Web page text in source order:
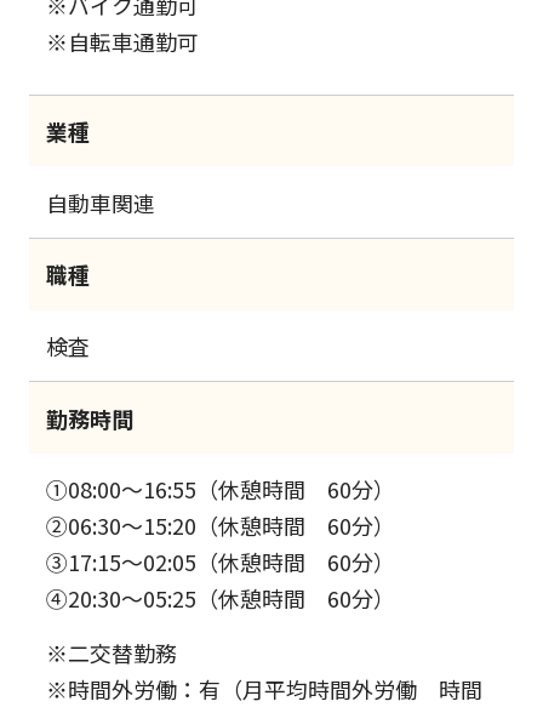
※自転車通勤可
業種
自動車関連
職種
検査
勤務時間
①08:00～16:55（休憩時間 60分）
②06:30～15:20（休憩時間 60分）
③17:15～02:05（休憩時間 60分）
④20:30～05:25（休憩時間 60分）
※二交替勤務
※時間外労働：有（月平均時間外労働 時間